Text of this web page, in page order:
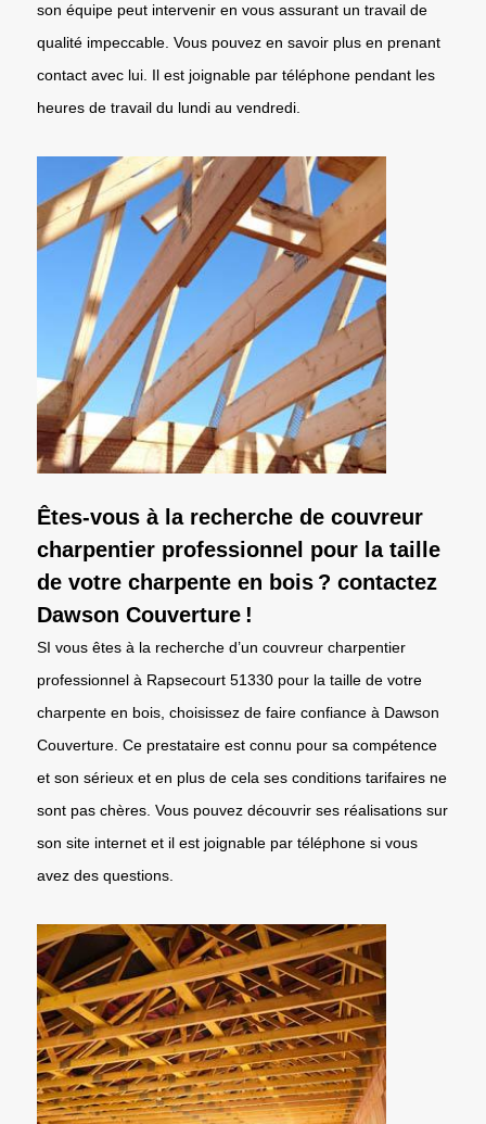
son équipe peut intervenir en vous assurant un travail de
qualité impeccable. Vous pouvez en savoir plus en prenant
contact avec lui. Il est joignable par téléphone pendant les
heures de travail du lundi au vendredi.
Êtes-vous à la recherche de couvreur
charpentier professionnel pour la taille
de votre charpente en bois ? contactez
Dawson Couverture !
SI vous êtes à la recherche d’un couvreur charpentier
professionnel à Rapsecourt 51330 pour la taille de votre
charpente en bois, choisissez de faire confiance à Dawson
Couverture. Ce prestataire est connu pour sa compétence
et son sérieux et en plus de cela ses conditions tarifaires ne
sont pas chères. Vous pouvez découvrir ses réalisations sur
son site internet et il est joignable par téléphone si vous
avez des questions.